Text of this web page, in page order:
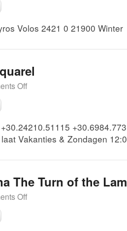
Volos 2421 0 21900 Winter
Off
Vakanties & Zondagen
The Turn of the
Off